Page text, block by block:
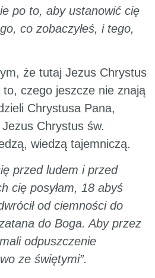
po to, aby ustanowić cię
co zobaczyłeś, i tego,
że tutaj Jezus Chrystus
to, czego jeszcze nie znają
Chrystusa Pana,
Chrystus św.
wiedzą tajemniczą.
przed ludem i przed
cię posyłam, 18 abyś
od ciemności do
do Boga. Aby przez
odpuszczenie
ze świętymi”.